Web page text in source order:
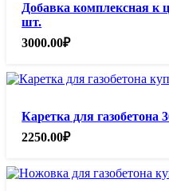
Добавка комплексная к
шт.
3000.00₽
Каретка для газобетона
2250.00₽